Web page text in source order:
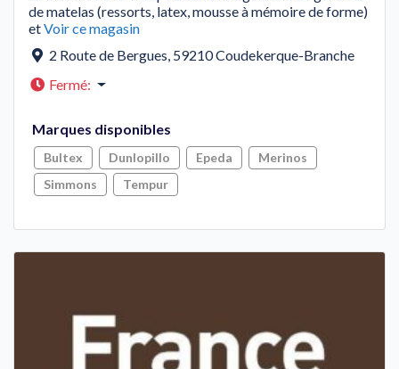
de matelas (ressorts, latex, mousse à mémoire de forme)
etVoir ce magasin
2 Route de Bergues, 59210Coudekerque-Branche
Fermé:
Marques disponibles
Bultex Dunlopillo Epeda
Merinos
Simmons
Tempur